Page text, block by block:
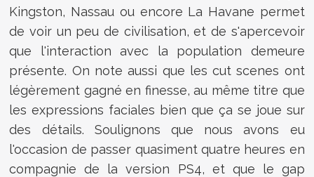
Kingston, Nassau ou encore La Havane permet
de voir un peu de civilisation, et de s'apercevoir
que l'interaction avec la population demeure
présente. On note aussi que les cut scenes ont
légèrement gagné en finesse, au même titre que
les expressions faciales bien que ça se joue sur
des détails. Soulignons que nous avons eu
l'occasion de passer quasiment quatre heures en
compagnie de la version PS4, et que le gap